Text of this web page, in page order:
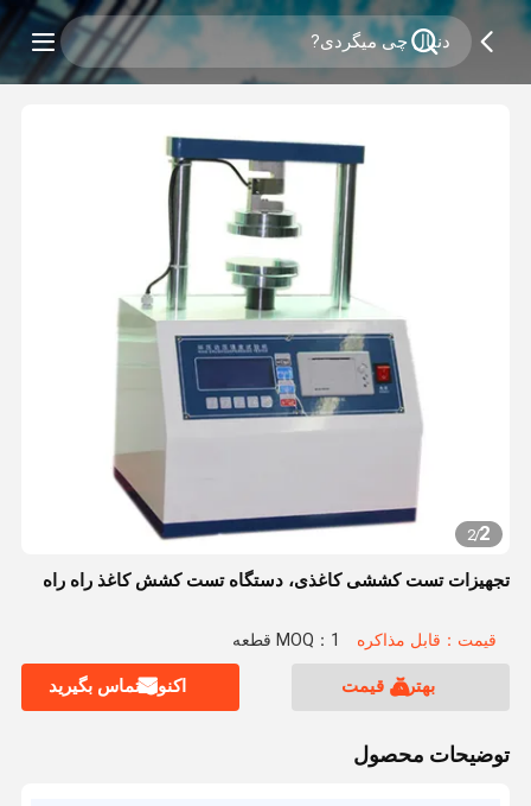
2
/
2
تجهیزات تست کششی کاغذی، دستگاه تست کشش کاغذ راه راه
قیمت：قابل مذاکره MOQ：1 قطعه
بهترین قیمت اکنون تماس بگیرید
توضیحات محصول